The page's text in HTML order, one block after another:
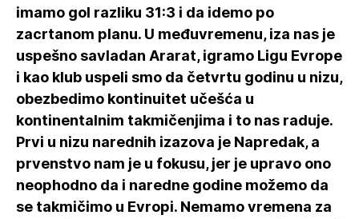
imamo gol razliku 31:3 i da idemo po
zacrtanom planu. U međuvremenu, iza nas je
uspešno savladan Ararat, igramo Ligu Evrope
i kao klub uspeli smo da četvrtu godinu u nizu,
obezbedimo kontinuitet učešća u
kontinentalnim takmičenjima i to nas raduje.
Prvi u nizu narednih izazova je Napredak, a
prvenstvo nam je u fokusu, jer je upravo ono
neophodno da i naredne godine možemo da
se takmičimo u Evropi. Nemamo vremena za